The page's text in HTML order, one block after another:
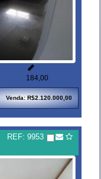

184,00
Venda: R$2.120.000,00
REF: 9953